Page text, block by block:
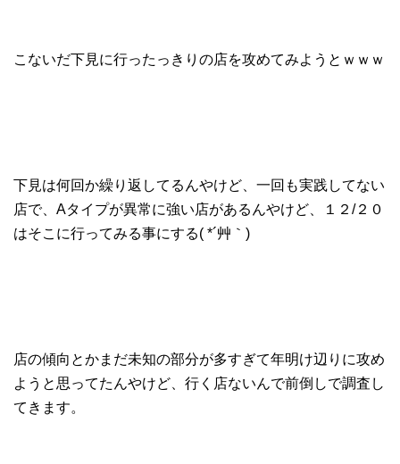
こないだ下見に行ったっきりの店を攻めてみようとｗｗｗ
下見は何回か繰り返してるんやけど、一回も実践してない
店で、Aタイプが異常に強い店があるんやけど、１２/２０
はそこに行ってみる事にする( *´艸｀)
店の傾向とかまだ未知の部分が多すぎて年明け辺りに攻め
ようと思ってたんやけど、行く店ないんで前倒しで調査し
てきます。